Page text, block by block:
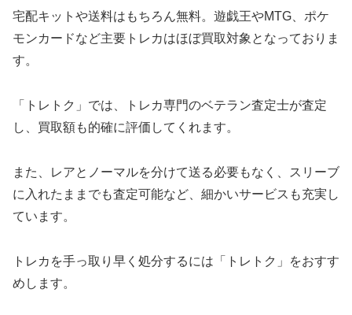
宅配キットや送料はもちろん無料。遊戯王やMTG、ポケ
モンカードなど主要トレカはほぼ買取対象となっておりま
す。
「トレトク」では、トレカ専門のベテラン査定士が査定
し、買取額も的確に評価してくれます。
また、レアとノーマルを分けて送る必要もなく、スリーブ
に入れたままでも査定可能など、細かいサービスも充実し
ています。
トレカを手っ取り早く処分するには「トレトク」をおすす
めします。